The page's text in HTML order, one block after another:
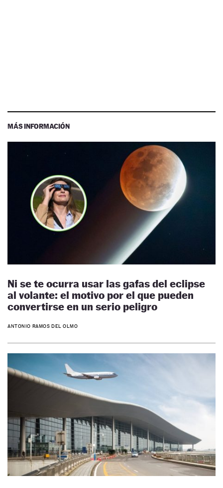
MÁS INFORMACIÓN
Ni se te ocurra usar las gafas del eclipse
al volante: el motivo por el que pueden
convertirse en un serio peligro
ANTONIO RAMOS DEL OLMO